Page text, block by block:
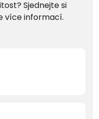
Sjednejte si
více informací.